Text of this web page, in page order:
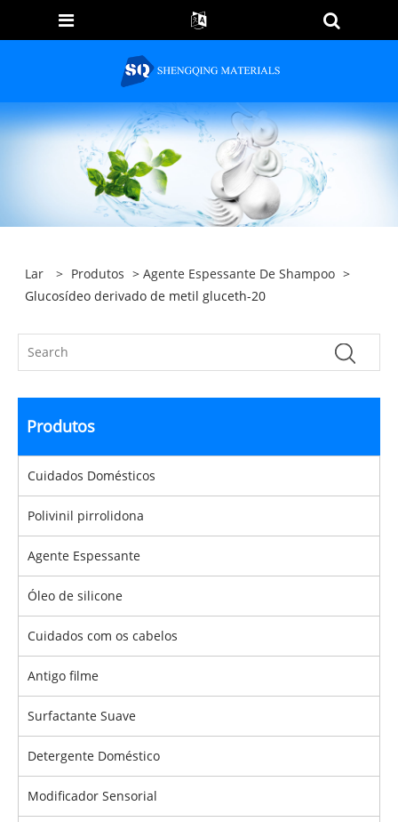
Lar > Produtos >Agente Espessante De Shampoo >
Glucosídeo derivado de metil gluceth-20
Produtos
Cuidados Domésticos
Polivinil pirrolidona
Agente Espessante
Óleo de silicone
Cuidados com os cabelos
Antigo filme
Surfactante Suave
Detergente Doméstico
Modificador Sensorial